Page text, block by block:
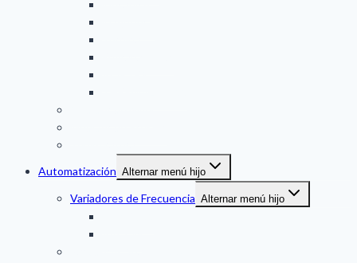
Automatización Alternar menú hijo
Variadores de Frecuencia Alternar menú hijo